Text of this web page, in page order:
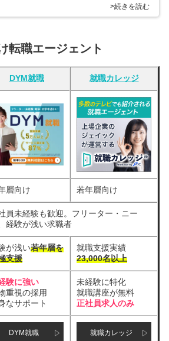
>続きを読む
転職エージェント
DYM就職 就職カレッジ
層向け 若年層向け
員未経験も歓迎。フリーター・ニー
経験が浅い求職者
が浅い若年層を
支援
就職支援実績
23,000名以上
験に強い
重視の採用
なサポート
未経験に特化
就職講座が無料
正社員求人のみ
DYM就職 就職カレッジ